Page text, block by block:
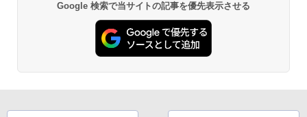
Google 検索で当サイトの記事を優先表示させる